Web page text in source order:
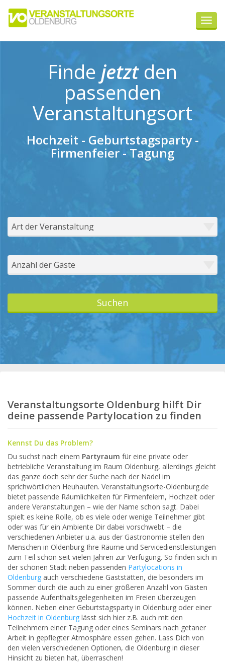
ein-/
Finde jetztden
passenden
Veranstaltungsort
Hochzeit - Geburtstagsparty -
Firmenfeier - Tagung
Veranstaltungsorte Oldenburg hilft Dir
deine passende Partylocation zu finden
Kennst Du das Problem?
Du suchst nach einem Partyraum für eine private oder
betriebliche Veranstaltung im Raum Oldenburg, allerdings gleicht
das ganze doch sehr der Suche nach der Nadel im
sprichwörtlichen Heuhaufen. Veranstaltungsorte-Oldenburg.de
bietet passende Räumlichkeiten für Firmenfeiern, Hochzeit oder
andere Veranstaltungen – wie der Name schon sagt. Dabei
spielt es keine Rolle, ob es viele oder wenige Teilnehmer gibt
oder was für ein Ambiente Dir dabei vorschwebt – die
verschiedenen Anbieter u.a. aus der Gastronomie stellen den
Menschen in Oldenburg Ihre Räume und Servicedienstleistungen
zum Teil schon seit vielen Jahren zur Verfügung. So finden sich in
der schönen Stadt neben passenden Partylocations in
Oldenburg auch verschiedene Gaststätten, die besonders im
Sommer durch die auch zu einer größeren Anzahl von Gästen
passende Aufenthaltsgelegenheiten im Freien überzeugen
können. Neben einer Geburtstagsparty in Oldenburg oder einer
Hochzeit in Oldenburg lässt sich hier z.B. auch mit den
Teilnehmern einer Tagung oder eines Seminars nach getaner
Arbeit in gepflegter Atmosphäre essen gehen. Lass Dich von
den vielen verschiedenen Optionen, die Oldenburg in dieser
Hinsicht zu bieten hat, überraschen!